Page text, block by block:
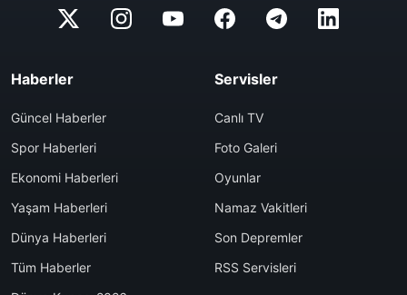
Haberler
Güncel Haberler
Spor Haberleri
Ekonomi Haberleri
Yaşam Haberleri
Dünya Haberleri
Tüm Haberler
Servisler
Canlı TV
Foto Galeri
Oyunlar
Namaz Vakitleri
Son Depremler
RSS Servisleri